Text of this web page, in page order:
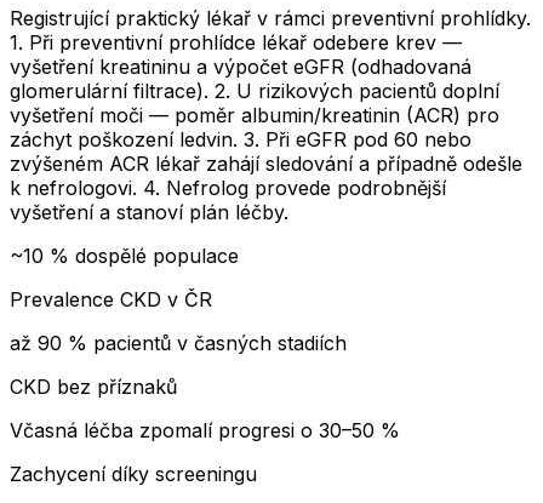
Registrující praktický lékař v rámci preventivní prohlídky.
1. Při preventivní prohlídce lékař odebere krev —
vyšetření kreatininu a výpočet eGFR (odhadovaná
glomerulární filtrace). 2. U rizikových pacientů doplní
vyšetření moči — poměr albumin/kreatinin (ACR) pro
záchyt poškození ledvin. 3. Při eGFR pod 60 nebo
zvýšeném ACR lékař zahájí sledování a případně odešle
k nefrologovi. 4. Nefrolog provede podrobnější
vyšetření a stanoví plán léčby.
~10 % dospělé populace
Prevalence CKD v ČR
až 90 % pacientů v časných stadiích
CKD bez příznaků
Včasná léčba zpomalí progresi o 30–50 %
Zachycení díky screeningu